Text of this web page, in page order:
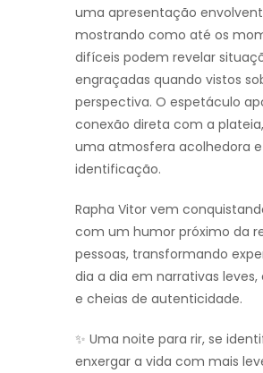
uma apresentação
mostrando como até os
difíceis podem revelar
engraçadas quando vistos
perspectiva. O espetáculo
conexão direta com a
uma atmosfera acolhedora
identificação.
Rapha Vitor vem
com um humor próximo da
pessoas, transformando
dia a dia em narrativas leves,
e cheias de autenticidade.
✨ Uma noite para rir, se
enxergar a vida com mais